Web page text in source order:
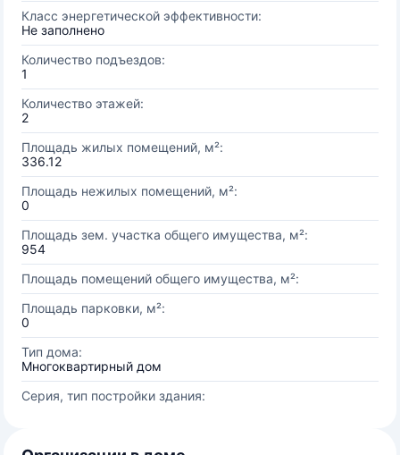
Класс энергетической эффективности:
Не заполнено
Количество подъездов:
1
Количество этажей:
2
Площадь жилых помещений, м²:
336.12
Площадь нежилых помещений, м²:
0
Площадь зем. участка общего имущества, м²:
954
Площадь помещений общего имущества, м²:
Площадь парковки, м²:
0
Тип дома:
Многоквартирный дом
Серия, тип постройки здания: